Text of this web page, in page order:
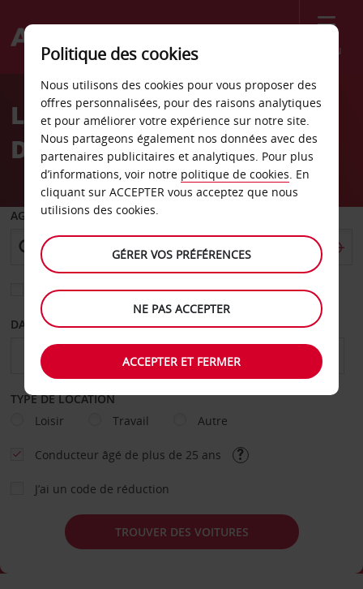
Menu
Welcome
AvisLocation de voiture New
Delhi
AGENCE DE DÉPART
Sélectionnez une autre agence de retour
DATE DE DÉPART DATE DE RETOUR
TYPE DE LOCATION
Loisir
Travail Autre
Conducteur âgé de plus de 25 ans
J’ai un code de réduction
TROUVER DES VOITURES
Politique des cookies
Nous utilisons des cookies pour vous proposer des
offres personnalisées, pour des raisons analytiques
et pour améliorer votre expérience sur notre site.
Nous partageons également nos données avec des
partenaires publicitaires et analytiques. Pour plus
d’informations, voir notre politique de cookies. En
cliquant sur ACCEPTER vous acceptez que nous
utilisions des cookies.
GÉRER VOS PRÉFÉRENCES
NE PAS ACCEPTER
ACCEPTER ET FERMER